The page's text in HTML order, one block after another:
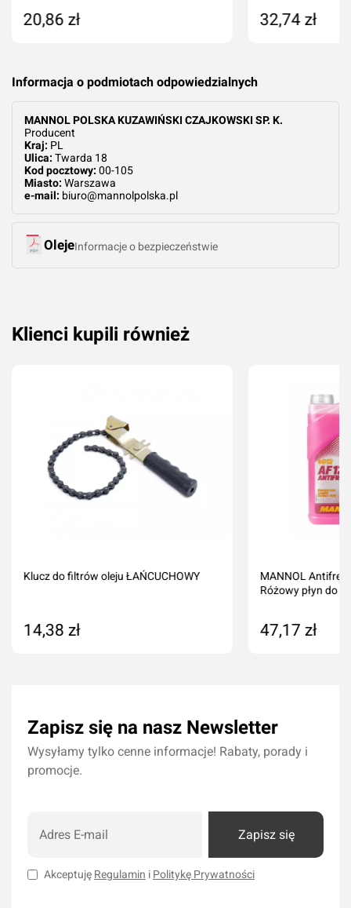
20,86 zł 32,74 zł
Informacja o podmiotach odpowiedzialnych
MANNOL POLSKA KUZAWIŃSKI CZAJKOWSKI SP. K.
Producent
Kraj: PL
Ulica: Twarda 18
Kod pocztowy: 00-105
Miasto: Warszawa
e-mail: biuro@mannolpolska.pl
OlejeInformacje o bezpieczeństwie
Klienci kupili również
Klucz do filtrów oleju ŁAŃCUCHOWY
14,38 zł
MANNOL
Różowy płyn do
47,17 zł
Zapisz się na nasz Newsletter
Wysyłamy tylko cenne informacje! Rabaty, porady i
promocje.
Zapisz się
Akceptuję Regulamin i Politykę Prywatności